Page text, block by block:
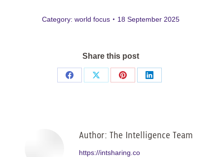
Category: world focus 18 September 2025
Share this post
Share
Share
Share
Share
Author: The Intelligence Team
https://intsharing.co